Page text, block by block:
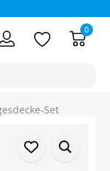
0
Set